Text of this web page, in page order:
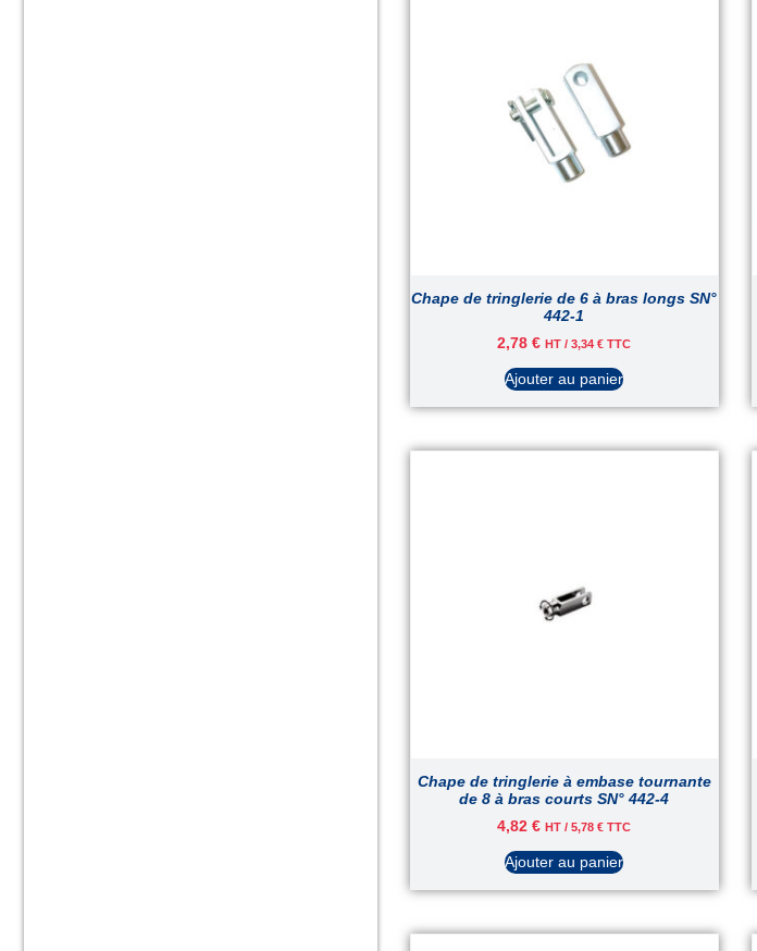
Chape de tringlerie de 6 à bras longs SN°
442-1
2,78€ HT /3,34€ TTC
Ajouter au panier
Chape de tringlerie à embase tournante
de 8 à bras courts SN° 442-4
4,82€ HT /5,78€ TTC
Ajouter au panier